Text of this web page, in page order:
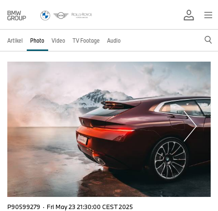
Artikel Photo Video TV Footage Audio
P90599279 · Fri May 23 21:30:00 CEST 2025